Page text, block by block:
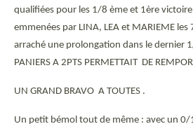
qualifiées pour les 1/8 ème et 1ère victoire
emmenées par LINA, LEA et MARIEME
arraché une prolongation dans le dernier
PANIERS A 2PTS PERMETTAIT DE
UN GRAND BRAVO A TOUTES .
Un petit bémol tout de même : avec un